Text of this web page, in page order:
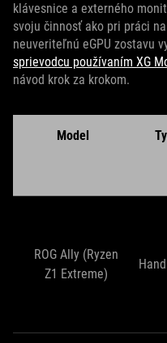
klávesnice a externého
svoju činnosť ako pri práci
neuveriteľnú eGPU zostavu
sprievodcu používaním XG
návod krok za krokom.
Model
ROG Ally (Ryzen
Z1 Extreme)